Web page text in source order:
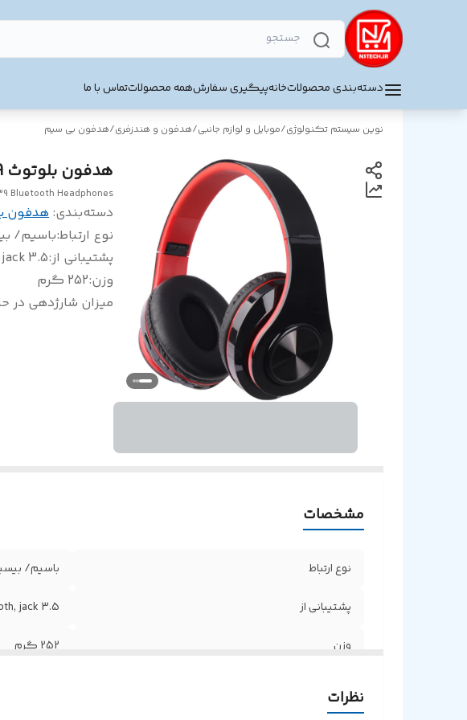
دسته‌بندی محصولاتخانهپیگیری سفارشهمه محصولاتتماس با ما
نوین سیستم تکنولوژی/موبایل و لوازم جانبی/هدفون و هندزفری/هدفون بی سیم
هدفون بلوتوث B39
Bluetooth Headphones
دسته‌بندی: هدفون
نوع ارتباط:باسیم/
پشتیبانی از:
jack 3.5
وزن:252 گرم
میزان شارژدهی
مشخصات
نوع ارتباط باسیم/
پشتیبانی از jack 3.5
وزن 252 گرم
نظرات